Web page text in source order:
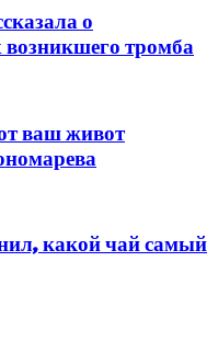
о
тромба
ваш живот
какой чай самый